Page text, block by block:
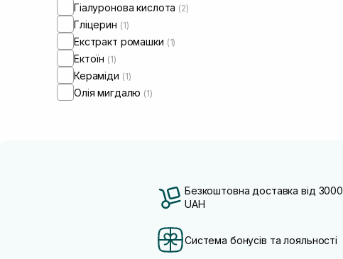
Гіалуронова кислота (2)
Гліцерин (1)
Екстракт ромашки (1)
Ектоїн (1)
Кераміди (1)
Олія мигдалю (1)
Безкоштовна доставка від 3000
UAH
Система бонусів та лояльності